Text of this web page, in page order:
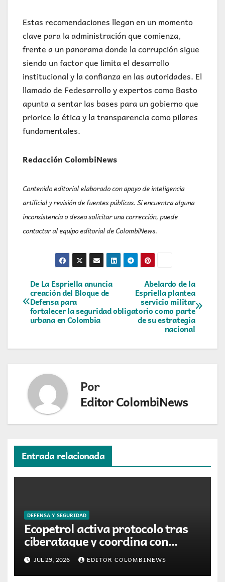
Estas recomendaciones llegan en un momento
clave para la administración que comienza,
frente a un panorama donde la corrupción sigue
siendo un factor que limita el desarrollo
institucional y la confianza en las autoridades. El
llamado de Fedesarrollo y expertos como Basto
apunta a sentar las bases para un gobierno que
priorice la ética y la transparencia como pilares
fundamentales.
Redacción ColombiNews
Contenido editorial elaborado con apoyo de inteligencia
artificial y revisión de fuentes públicas. Si encuentra alguna
inconsistencia o desea solicitar una corrección, puede
contactar al equipo editorial de ColombiNews.
Navegación
de
entradas
Abelardo de la
Espriella plantea
servicio militar
obligatorio como parte
de su estrategia
nacional
De La Espriella anuncia
creación del Bloque de
Defensa para
fortalecer la seguridad
urbana en Colombia
Por
Editor ColombiNews
Entrada relacionada
DEFENSA Y SEGURIDAD
Ecopetrol activa protocolo tras
ciberataque y coordina con
Fiscalía y MinTIC para retirar
información filtrada
JUL 29, 2026 EDITOR COLOMBINEWS